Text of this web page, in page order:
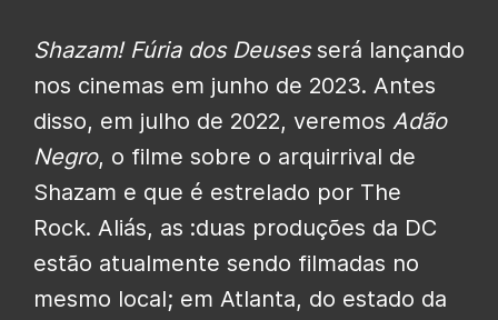
Shazam! Fúria dos Deusesserá lançando
nos cinemas em junho de 2023. Antes
disso, em julho de 2022, veremos Adão
Negro, o filme sobre o arquirrival de
Shazam e que é estrelado por The
Rock. Aliás, as :duas produções da DC
estão atualmente sendo filmadas no
mesmo local; em Atlanta, do estado da